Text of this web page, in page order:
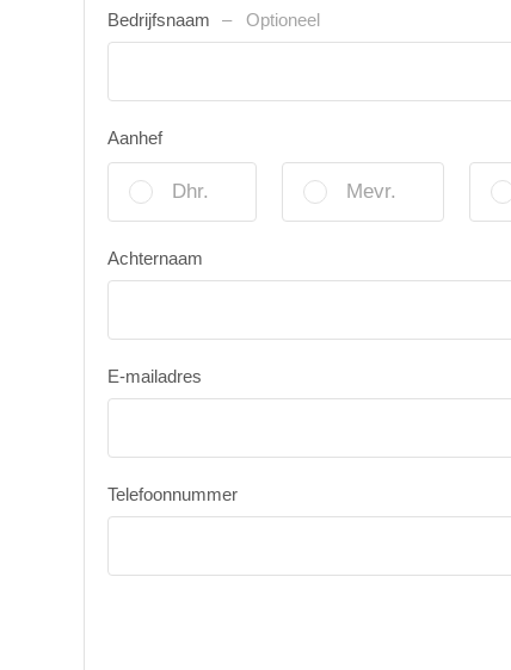
Bedrijfsnaam Optioneel
Aanhef
Dhr. Mevr.
Achternaam
E-mailadres
Telefoonnummer